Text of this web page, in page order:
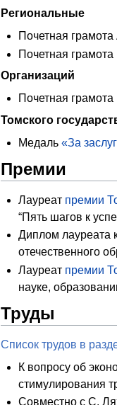
Региональные
Почетная
Почетная
Организаций
Почетная
Томского
Медаль«За
Премии
Лауреат премии
“Пять шагов к
Диплом лауреата
отечественного
Лауреат премии
науке,
Труды
Список трудов в
К вопросу об
стимулирования
Совместно с С.